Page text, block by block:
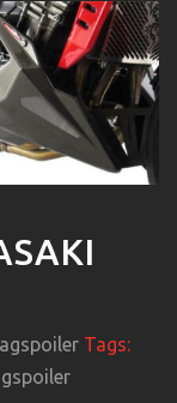
Tags: